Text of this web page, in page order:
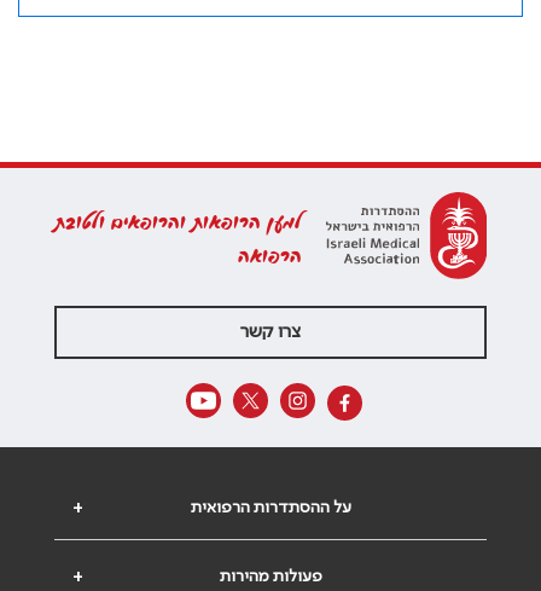
למען הרופאות והרופאים ולטובת
הרפואה
צרו קשר
+ על ההסתדרות הרפואית
+ פעולות מהירות